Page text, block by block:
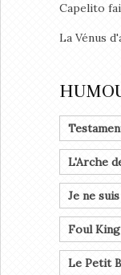
Capelito
La Vénus
L'Arche
Je ne
Foul King
Le Petit